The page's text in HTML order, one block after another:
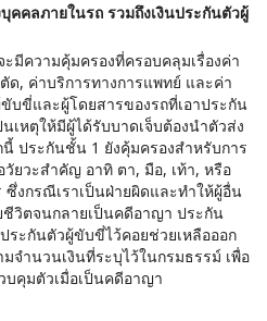
คคลภายในรถ รวมถึงเงินประกันตัวผู้
มีความคุ้มครองที่ครอบคลุมเรื่องค่า
ด, ค่าบริการทางการแพทย์ และค่า
บขี่และผู้โดยสารของรถที่เอาประกัน
เหตุให้มีผู้ได้รับบาดเจ็บต้องนำตัวส่ง
ประกันชั้น 1 ยังคุ้มครองสำหรับการ
ยวะสำคัญ อาทิ ตา, มือ, เท้า, หรือ
งกรณีเราเป็นฝ่ายผิดและทำให้ผู้อื่น
ชีวิตจนกลายเป็นคดีอาญา ประกัน
ระกันตัวผู้ขับขี่ไว้คอยช่วยเหลือออก
จำนวนเงินที่ระบุไว้ในกรมธรรม์ เพื่อ
บคุมตัวเมื่อเป็นคดีอาญา